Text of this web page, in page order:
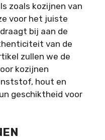
zoals kozijnen van
voor het juiste
bij aan de
van de
zullen we de
kozijnen
hout en
geschiktheid voor